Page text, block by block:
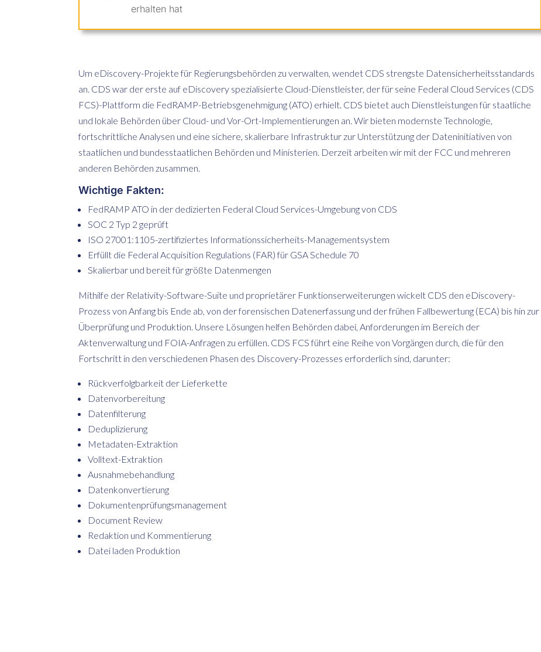
erhalten hat
Um eDiscovery-Projekte für Regierungsbehörden zu verwalten, wendet CDS strengste Datensicherheitsstandards
an. CDS war der erste auf eDiscovery spezialisierte Cloud-Dienstleister, der für seine Federal Cloud Services (CDS
FCS)-Plattform die FedRAMP-Betriebsgenehmigung (ATO) erhielt. CDS bietet auch Dienstleistungen für staatliche
und lokale Behörden über Cloud- und Vor-Ort-Implementierungen an. Wir bieten modernste Technologie,
fortschrittliche Analysen und eine sichere, skalierbare Infrastruktur zur Unterstützung der Dateninitiativen von
staatlichen und bundesstaatlichen Behörden und Ministerien. Derzeit arbeiten wir mit der FCC und mehreren
anderen Behörden zusammen.
Wichtige Fakten:
FedRAMP ATO in der dedizierten Federal Cloud Services-Umgebung von CDS
SOC 2 Typ 2 geprüft
ISO 27001:1105-zertifiziertes Informationssicherheits-Managementsystem
Erfüllt die Federal Acquisition Regulations (FAR) für GSA Schedule 70
Skalierbar und bereit für größte Datenmengen
Mithilfe der Relativity-Software-Suite und proprietärer Funktionserweiterungen wickelt CDS den eDiscovery-
Prozess von Anfang bis Ende ab, von der forensischen Datenerfassung und der frühen Fallbewertung (ECA) bis hin zur
Überprüfung und Produktion. Unsere Lösungen helfen Behörden dabei, Anforderungen im Bereich der
Aktenverwaltung und FOIA-Anfragen zu erfüllen. CDS FCS führt eine Reihe von Vorgängen durch, die für den
Fortschritt in den verschiedenen Phasen des Discovery-Prozesses erforderlich sind, darunter:
Rückverfolgbarkeit der Lieferkette
Datenvorbereitung
Datenfilterung
Deduplizierung
Metadaten-Extraktion
Volltext-Extraktion
Ausnahmebehandlung
Datenkonvertierung
Dokumentenprüfungsmanagement
Document Review
Redaktion und Kommentierung
Datei laden Produktion